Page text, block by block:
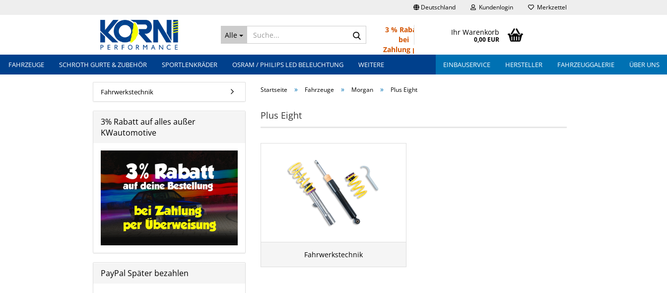
Deutschland Kundenlogin Merkzettel
Alle
Suche...3 % Rabatt
bei
Zahlung per
Ihr Warenkorb
0,00 EUR
FAHRZEUGE SCHROTH GURTE & ZUBEHÖR SPORTLENKRÄDER OSRAM / PHILIPS LED BELEUCHTUNG EINBAUSERVICE HERSTELLER FAHRZEUGGALERIE ÜBER UNS
WEITERE
Startseite » Fahrzeuge » Morgan » Plus Eight
Plus Eight
Fahrwerkstechnik
Fahrwerkstechnik
3% Rabatt auf alles außer
KWautomotive
PayPal Später bezahlen